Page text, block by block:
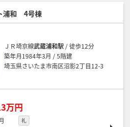
浦和 4号棟
ＪＲ埼京線武蔵浦和駅 / 徒歩12分
築年月1984年3月 / 5階建
埼玉県さいたま市南区沼影2丁目12-3
万円
礼